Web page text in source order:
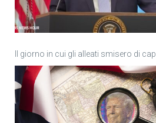
Il giorno in cui gli alleati smisero di